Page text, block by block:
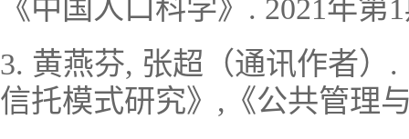
《中国人口科学》. 2021年第
3. 黄燕芬, 张超（通讯作者）
信托模式研究》,《公共管理